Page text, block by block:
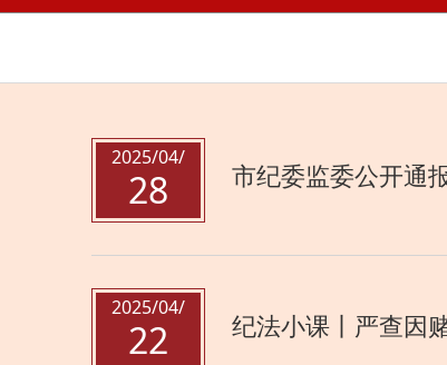
2025/04/
28 市纪委监委公开通
2025/04/
22 纪法小课丨严查因